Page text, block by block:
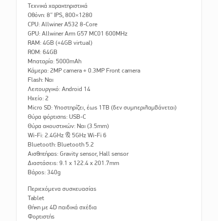
Τεχνικά χαρακτηριστικά
Οθόνη: 8″ IPS, 800×1280
CPU: Allwiner A532 8-Core
GPU: Allwiner Arm G57 MC01 600MHz
RAM: 4GB (+4GB virtual)
ROM: 64GB
Μπαταρία: 5000mAh
Κάμερα: 2MP camera + 0.3MP Front camera
Flash: Ναι
Λειτουργικό: Android 14
Ηχείο: 2
Micro SD: Υποστηρίζει, έως 1TB (δεν συμπεριλαμβάνεται)
Θύρα φόρτισης: USB-C
Θύρα ακουστικών: Ναι (3.5mm)
Wi-Fi: 2.4GHz & 5GHz Wi-Fi 6
Bluetooth: Bluetooth 5.2
Αισθητήρας: Gravity sensor, Hall sensor
Διαστάσεις: 9.1 x 122.4 x 201.7mm
Βάρος: 340g
Περιεχόμενα συσκευασίας
Tablet
Θήκη με 4D παιδικά σχέδια
Φορτιστής